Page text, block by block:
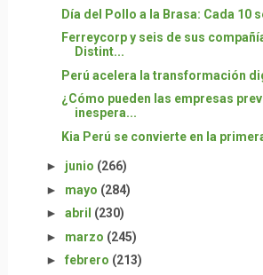
Día del Pollo a la Brasa: Cada 10
Ferreycorp y seis de sus
Distint...
Perú acelera la transformación
¿Cómo pueden las empresas
inespera...
Kia Perú se convierte en la
► junio (266)
► mayo (284)
► abril (230)
► marzo (245)
► febrero (213)